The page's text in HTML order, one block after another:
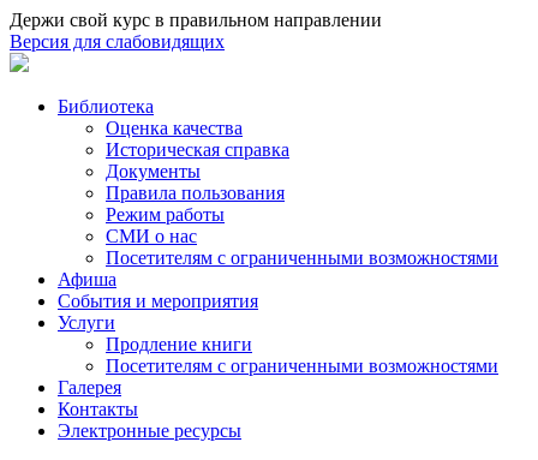
Держи свой курс в правильном направлении
Версия для слабовидящих
Библиотека
Оценка качества
Историческая справка
Документы
Правила пользования
Режим работы
СМИ о нас
Посетителям с ограниченными возможностями
Афиша
События и мероприятия
Услуги
Продление книги
Посетителям с ограниченными возможностями
Галерея
Контакты
Электронные ресурсы